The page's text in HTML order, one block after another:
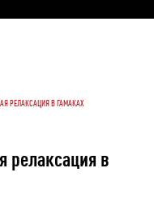
РЕЛАКСАЦИЯ В ГАМАКАХ
релаксация в